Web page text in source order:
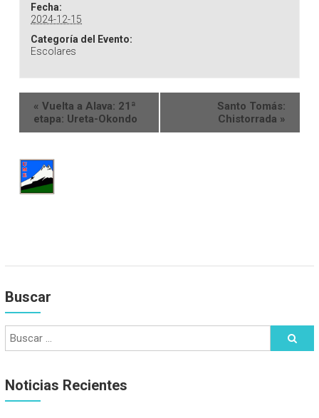
Fecha:
2024-12-15
Categoría del Evento:
Escolares
« Vuelta a Alava: 21ª
etapa: Ureta-Okondo
Santo Tomás:
Chistorrada »
Buscar
Noticias Recientes